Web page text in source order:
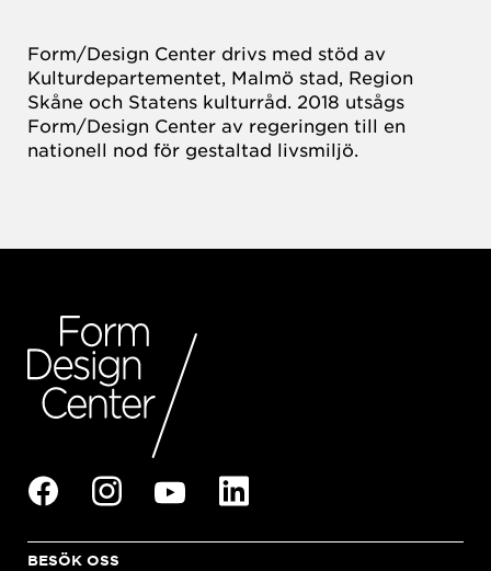
Form/Design Center drivs med stöd av
Kulturdepartementet, Malmö stad, Region
Skåne och Statens kulturråd. 2018 utsågs
Form/Design Center av regeringen till en
nationell nod för gestaltad livsmiljö.
BESÖK OSS